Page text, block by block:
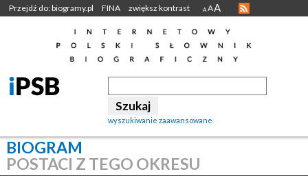
Przejdź do: biogramy.pl FINA zwiększ kontrast A AA
wyszukiwanie zaawansowane
BIOGRAM
POSTACI Z TEGO OKRESU